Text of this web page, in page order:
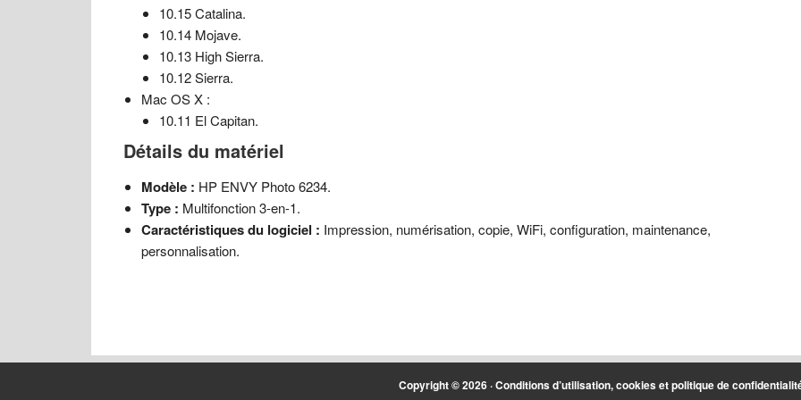
10.15 Catalina.
10.14 Mojave.
10.13 High Sierra.
10.12 Sierra.
Mac OS X :
10.11 El Capitan.
Détails du matériel
Modèle : HP ENVY Photo 6234.
Type : Multifonction 3-en-1.
Caractéristiques du logiciel : Impression, numérisation, copie, WiFi, configuration, maintenance,
personnalisation.
Copyright © 2026 ·Conditions d’utilisation, cookies et politique de